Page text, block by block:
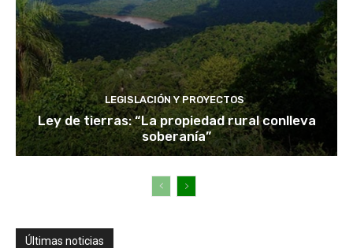
LEGISLACIÓN Y PROYECTOS
Ley de tierras: “La propiedad rural conlleva
soberanía”
Últimas noticias